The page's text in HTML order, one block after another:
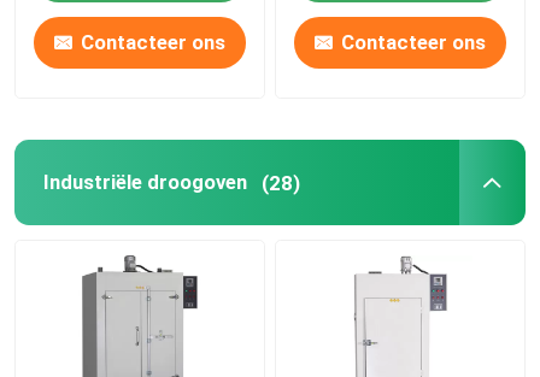
Demp - oven
Laboratorium Waterbad
Contacteer ons Contacteer ons
Industriële droogoven (28)